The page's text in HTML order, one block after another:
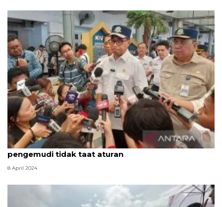
Menhub: Kecelakaan di Tol Cikampek akibat
pengemudi tidak taat aturan
8 April 2024